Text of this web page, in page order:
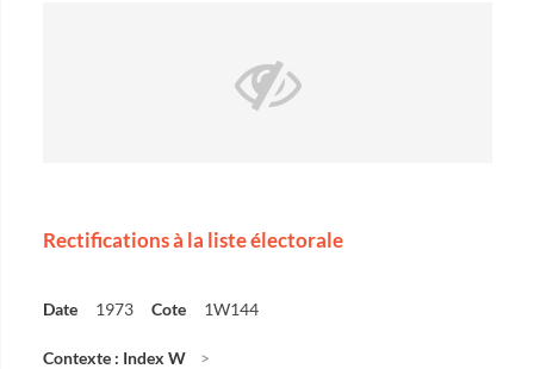
Rectifications à la liste électorale
Date 1973 Cote 1W144
Contexte : Index W